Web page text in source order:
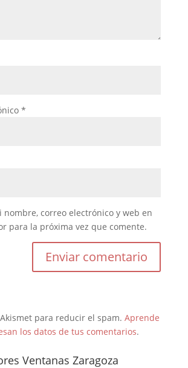
*
nombre, correo electrónico y web en
para la próxima vez que comente.
para reducir el spam. Aprende
los datos de tus comentarios.
Ventanas Zaragoza